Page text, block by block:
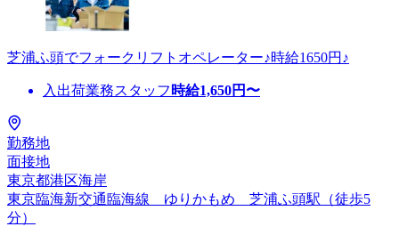
芝浦ふ頭でフォークリフトオペレーター♪時給1650円♪
入出荷業務スタッフ 時給1,650円〜
勤務地
面接地
東京都港区海岸
東京臨海新交通臨海線 ゆりかもめ 芝浦ふ頭駅（徒歩5
分）